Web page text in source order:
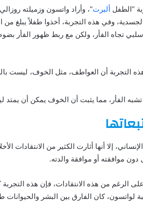
“الطفل ألبرت“، وأراد واتسون وزميلته
وفي هذه التجربة، أخذوا طفلاً يبلغ من
تجاه الفأر، ولكن مع ربط ظهور الفأر
هذه التجربة أن العواطف، مثل الخوف، ليست
الفأر، مما يثبت أن الخوف يمكن أن
إلا أنها أثارت الكثير من الانتقادات
موافقته أو موافقة والدته.
الرغم من هذه الانتقادات، فإن هذه
كان الفارق بين البشر والحيوانات